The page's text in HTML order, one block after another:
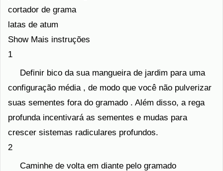
cortador de grama
latas de atum
Show Mais instruções
1
Definir bico da sua mangueira de jardim para uma
configuração média , de modo que você não pulverizar
suas sementes fora do gramado . Além disso, a rega
profunda incentivará as sementes e mudas para
crescer sistemas radiculares profundos.
2
Caminhe de volta em diante pelo gramado